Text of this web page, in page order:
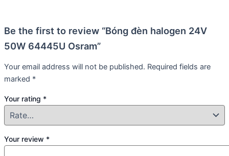
Be the first to review “Bóng đèn halogen 24V
50W 64445U Osram”
Your email address will not be published. Required fields are
marked *
Your rating *
Your review *